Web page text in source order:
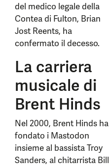
del medico legale della
Contea di Fulton, Brian
Jost Reents, ha
confermato il decesso.
La carriera
musicale di
Brent Hinds
Nel 2000, Brent Hinds ha
fondato i Mastodon
insieme al bassista Troy
Sanders, al chitarrista Bill